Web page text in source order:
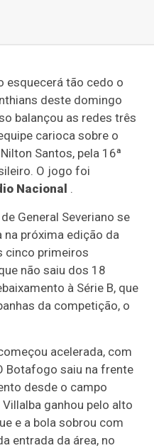
esquecerá tão cedo o
deste domingo
balançou as redes três
carioca sobre o
Santos, pela 16ª
O jogo foi
Nacional .
General Severiano se
na próxima edição da
cinco primeiros
não saiu dos 18
à Série B, que
da competição, o
acelerada, com
Botafogo saiu na frente
desde o campo
ganhou pelo alto
e a bola sobrou com
entrada da área, no